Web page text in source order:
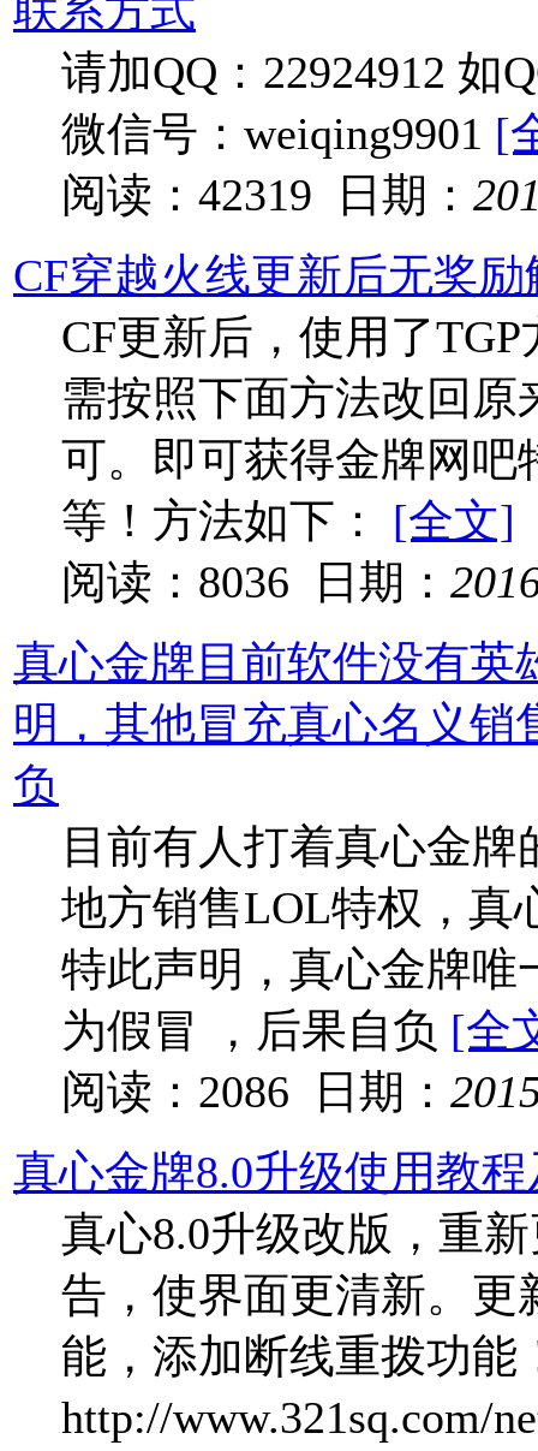
联系方式
请加QQ：22924912 如
微信号：weiqing9901 [
阅读：42319 日期：
CF穿越火线更新后无奖
CF更新后，使用了
需按照下面方法改回
可。即可获得金牌网吧
等！方法如下： [全文]
阅读：8036 日期：
真心金牌目前软件没有英
明，其他冒充真心名义销
负
目前有人打着真心金
地方销售LOL特权，真
特此声明，真心金牌唯
为假冒 ，后果自负 [全
阅读：2086 日期：
真心金牌8.0升级使用教
真心8.0升级改版，重
告，使界面更清新。更
能，添加断线重拨功能
http://www.321sq.com/